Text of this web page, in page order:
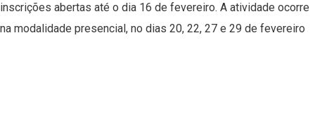
inscrições abertas até o dia 16 de fevereiro. A atividade ocorre
na modalidade presencial, no dias 20, 22, 27 e 29 de fevereiro